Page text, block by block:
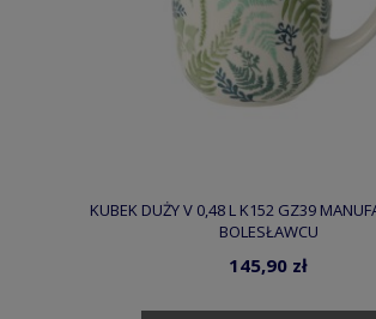
KUBEK DUŻY V 0,48 L K152 GZ39
BOLESŁAWCU
145,90 zł